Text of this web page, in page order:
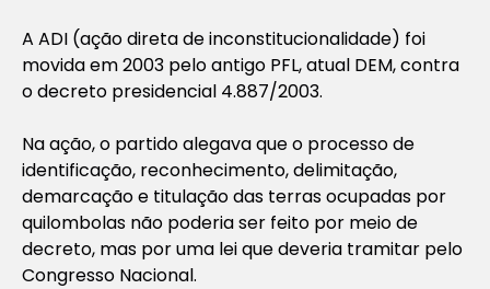
A ADI (ação direta de inconstitucionalidade) foi
movida em 2003 pelo antigo PFL, atual DEM, contra
o decreto presidencial 4.887/2003.
Na ação, o partido alegava que o processo de
identificação, reconhecimento, delimitação,
demarcação e titulação das terras ocupadas por
quilombolas não poderia ser feito por meio de
decreto, mas por uma lei que deveria tramitar pelo
Congresso Nacional.